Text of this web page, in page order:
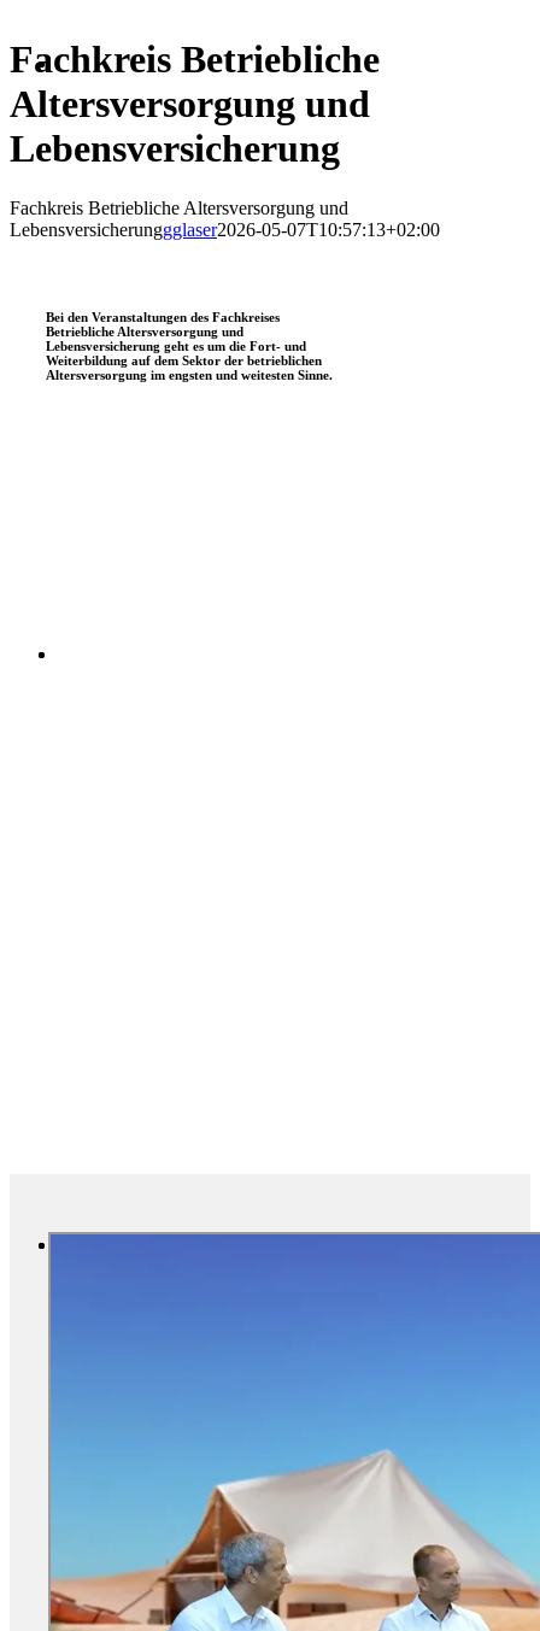
Fachkreis Betriebliche
Altersversorgung und
Lebensversicherung
Fachkreis Betriebliche Altersversorgung und
Lebensversicherunggglaser2026-05-07T10:57:13+02:00
Bei den Veranstaltungen des Fachkreises
Betriebliche Altersversorgung und
Lebensversicherung geht es um die Fort- und
Weiterbildung auf dem Sektor der betrieblichen
Altersversorgung im engsten und weitesten Sinne.